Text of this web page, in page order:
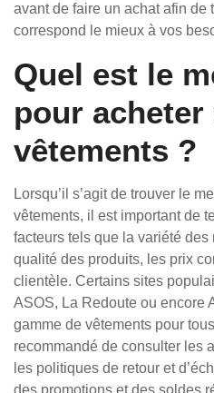
avant de faire un achat afin de
correspond le mieux à vos
Quel est le
pour acheter
vêtements ?
Lorsqu’il s’agit de trouver le
vêtements, il est important de
facteurs tels que la variété
qualité des produits, les prix
clientèle. Certains sites
ASOS, La Redoute ou encore
gamme de vêtements pour
recommandé de consulter les
les politiques de retour et
des promotions et des soldes